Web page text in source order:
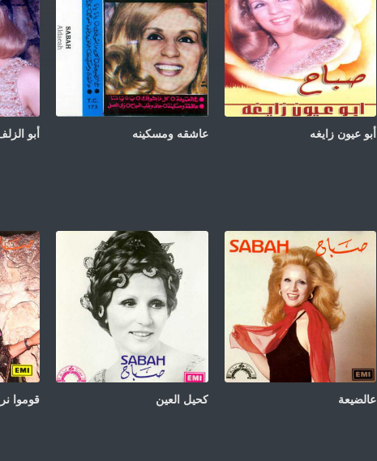
أبو عيون زايغه عاشقه ومسكينه أبو
عالضيعة كحيل العين قوموا